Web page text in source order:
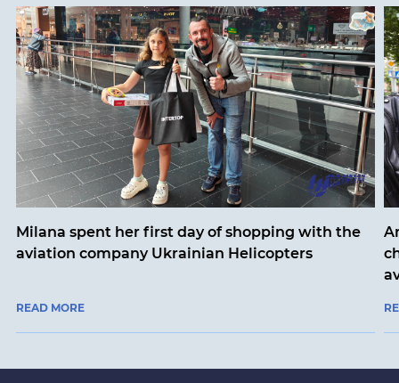
Milana spent her first day of shopping with the
aviation company Ukrainian Helicopters
READ MORE